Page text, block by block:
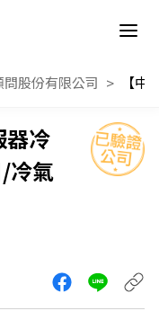
股份有限公司
器冷
冷氣